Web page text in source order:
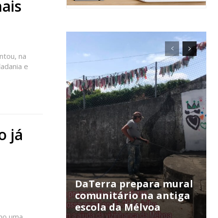
na
e
já
DaTerra prepara mural
comunitário na antiga
escola da Mélvoa